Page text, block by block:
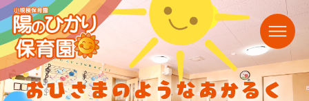
おひさまのようなあかるく